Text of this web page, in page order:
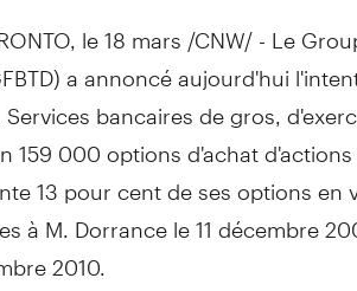
le 18 mars /CNW/ - Le
a annoncé aujourd'hui
bancaires de gros,
159 000 options d'achat
13 pour cent de ses options
à M. Dorrance le 11 décembre
2010.